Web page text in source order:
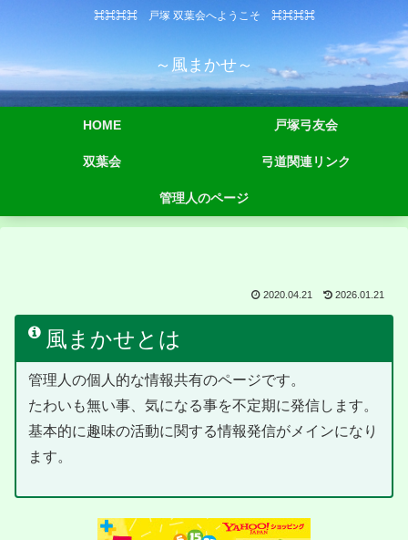
⌘⌘⌘⌘ 戸塚 双葉会へようこそ ⌘⌘⌘⌘
～風まかせ～
HOME 戸塚弓友会
双葉会 弓道関連リンク
管理人のページ
2020.04.21 2026.01.21
風まかせとは
管理人の個人的な情報共有のページです。
たわいも無い事、気になる事を不定期に発信します。
基本的に趣味の活動に関する情報発信がメインになり
ます。